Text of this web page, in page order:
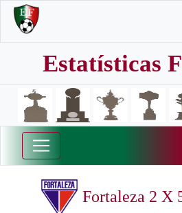
Estatísticas
Fortaleza 2 X